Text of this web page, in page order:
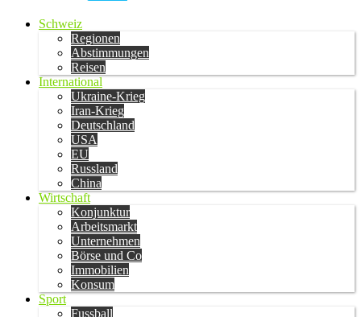
Schweiz
Regionen
Abstimmungen
Reisen
International
Ukraine-Krieg
Iran-Krieg
Deutschland
USA
EU
Russland
China
Wirtschaft
Konjunktur
Arbeitsmarkt
Unternehmen
Börse und Co
Immobilien
Konsum
Sport
Fussball